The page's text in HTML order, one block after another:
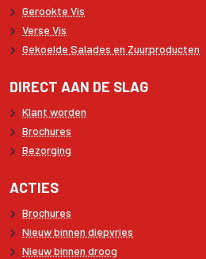
Gerookte Vis
Verse Vis
Gekoelde Salades en Zuurproducten
DIRECT AAN DE SLAG
Klant worden
Brochures
Bezorging
ACTIES
Brochures
Nieuw binnen diepvries
Nieuw binnen droog